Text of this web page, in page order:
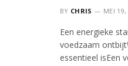
BY CHRIS MEI
Een energieke
voedzaam
essentieel isEen